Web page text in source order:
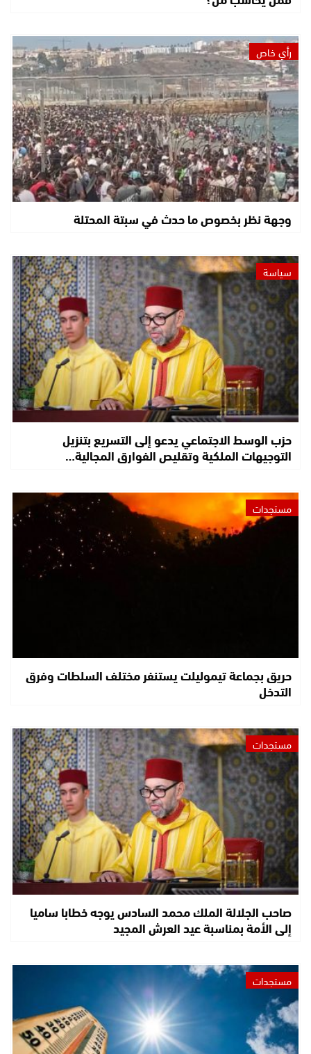
رأي خاص
وجهة نظر بخصوص ما حدث في سبتة المحتلة
سياسة
حزب الوسط الاجتماعي يدعو إلى التسريع بتنزيل
التوجيهات الملكية وتقليص الفوارق المجالية…
مستجدات
حريق بجماعة تيموليلت يستنفر مختلف السلطات وفرق
التدخل
مستجدات
صاحب الجلالة الملك محمد السادس يوجه خطابا ساميا
إلى الأمة بمناسبة عيد العرش المجيد
مستجدات